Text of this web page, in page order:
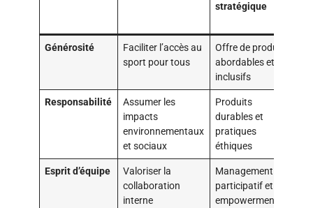
stratégique
Générosité
Faciliter l’accès au
sport pour tous
Offre de produits
abordables et
inclusifs
Responsabilité
Assumer les
impacts
environnementaux
et sociaux
Produits
durables et
pratiques
éthiques
Esprit d’équipe
Valoriser la
collaboration
interne
Management
participatif et
empowerment